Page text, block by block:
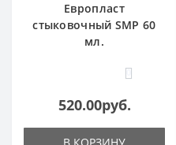
Европласт
стыковочный SMP 60
мл.
0
520.00руб.